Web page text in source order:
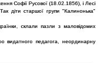
Софії Русової (18.02.1856), і Лесі
діти старшої групи "Калинонька"
склали пазли з маловідомих
видатного педагога, неординарну